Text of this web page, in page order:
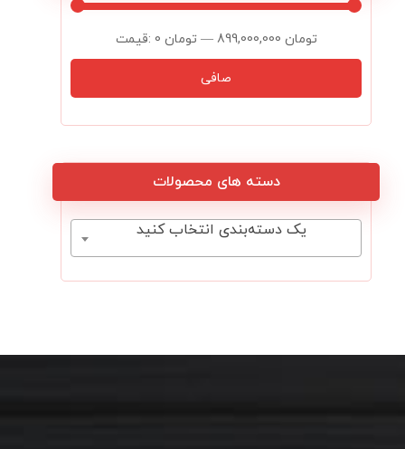
صافی
قيمت: 0 تومان— 899,000,000 تومان
دسته های محصولات
یک دسته‌بندی انتخاب کنید